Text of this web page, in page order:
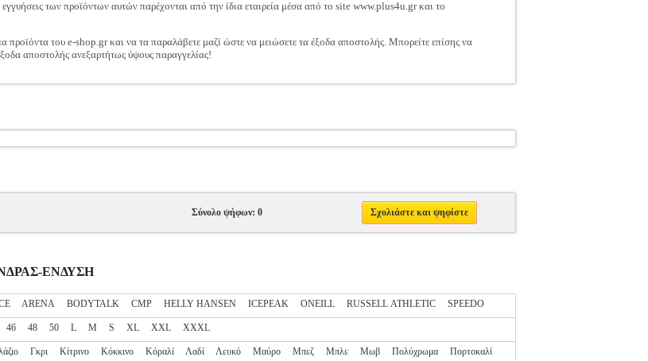
των προϊόντων αυτών παρέχονται από την ίδια εταιρεία μέσα από το site www.plus4u.gr και το
προϊόντα του e-shop.gr και να τα παραλάβετε μαζί ώστε να μειώσετε τα έξοδα αποστολής. Μπορείτε επίσης να
αποστολής ανεξαρτήτως ύψους παραγγελίας!
Σύνολο ψήφων: 0 Σχολιάστε και ψηφίστε
ΕΝΔΥΣΗ
ARENA BODYTALK CMP HELLY HANSEN ICEPEAK ONEILL RUSSELL ATHLETIC SPEEDO
46 48 50 L M S XL XXL XXXL
Γκρι Κίτρινο Κόκκινο Κόραλί Λαδί Λευκό Μαύρο Μπεζ Μπλε Μωβ Πολύχρωμα
Πορτοκαλί